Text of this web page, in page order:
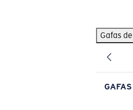
Gafas
BÚSQUEDAS POPULARES
Pilothouse PRO Limited Edition Pack
Gafas de sol personalizadas
Los más vendidos de gafas de sol